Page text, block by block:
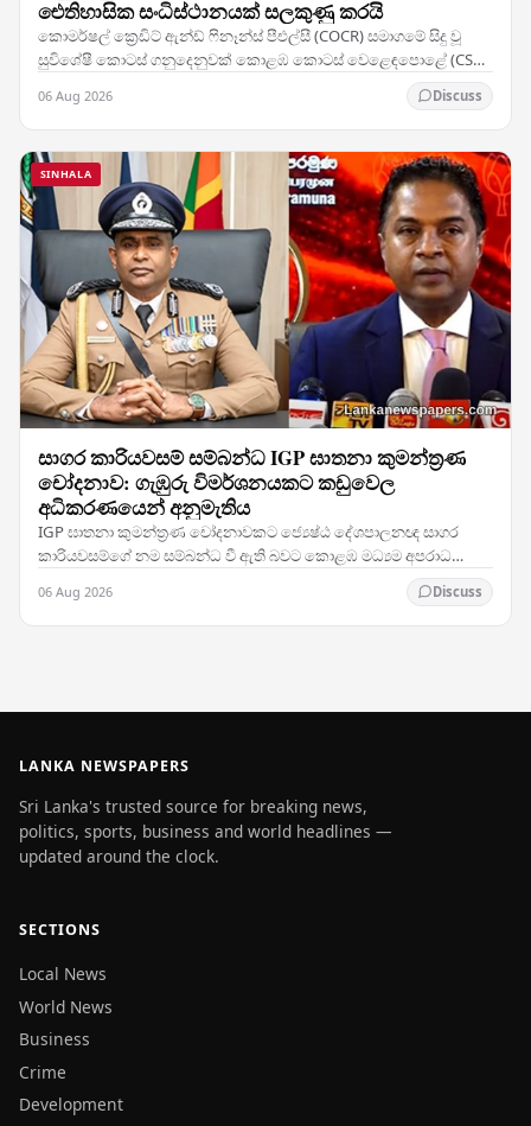
ඓතිහාසික සංධිස්ථානයක් සලකුණු කරයි
කොමර්ෂල් ක්‍රෙඩිට් ඇන්ඩ් ෆිනෑන්ස් පීඑල්සී (COCR) සමාගමේ සිදු වූ
සුවිශේෂී කොටස් ගනුදෙනුවක් කොළඹ කොටස් වෙළෙඳපොළේ (CSE)
06 Aug 2026 Discuss
SINHALA
සාගර කාරියවසම් සම්බන්ධ IGP ඝාතනා කුමන්ත්‍රණ
චෝදනාව: ගැඹුරු විමර්ශනයකට කඩුවෙල
අධිකරණයෙන් අනුමැතිය
IGP ඝාතනා කුමන්ත්‍රණ චෝදනාවකට ජ්‍යෙෂ්ඨ දේශපාලනඥ සාගර
කාරියවසම්ගේ නම සම්බන්ධ වී ඇති බවට කොළඹ මධ්‍යම අපරාධ
විමර්ශන කාර්යාංශය (CCIB) ඉදිරිපත් කළ වාර්තාව සලකා බැලූ…
06 Aug 2026 Discuss
LANKA NEWSPAPERS
Sri Lanka's trusted source for breaking news,
politics, sports, business and world headlines —
updated around the clock.
SECTIONS
Local News
World News
Business
Crime
Development